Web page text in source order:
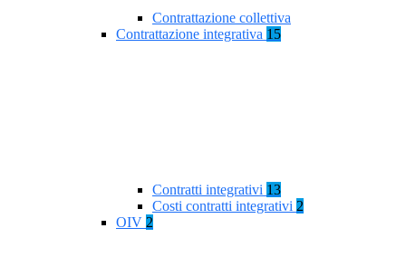
Contrattazione collettiva
Contrattazione integrativa 15
Contratti integrativi 13
Costi contratti integrativi 2
OIV 2